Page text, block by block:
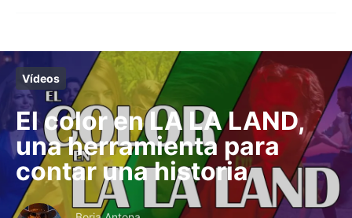
Vídeos
El color en LA LA LAND,
una herramienta para
contar una historia